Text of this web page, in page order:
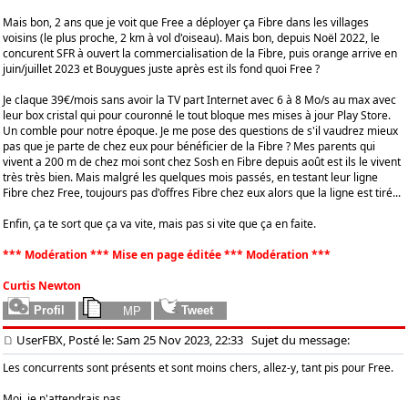
Mais bon, 2 ans que je voit que Free a déployer ça Fibre dans les villages
voisins (le plus proche, 2 km à vol d'oiseau). Mais bon, depuis Noël 2022, le
concurent SFR à ouvert la commercialisation de la Fibre, puis orange arrive en
juin/juillet 2023 et Bouygues juste après est ils fond quoi Free ?
Je claque 39€/mois sans avoir la TV part Internet avec 6 à 8 Mo/s au max avec
leur box cristal qui pour couronné le tout bloque mes mises à jour Play Store.
Un comble pour notre époque. Je me pose des questions de s'il vaudrez mieux
pas que je parte de chez eux pour bénéficier de la Fibre ? Mes parents qui
vivent a 200 m de chez moi sont chez Sosh en Fibre depuis août est ils le vivent
très très bien. Mais malgré les quelques mois passés, en testant leur ligne
Fibre chez Free, toujours pas d'offres Fibre chez eux alors que la ligne est tiré...
Enfin, ça te sort que ça va vite, mais pas si vite que ça en faite.
*** Modération *** Mise en page éditée *** Modération ***
Curtis Newton
UserFBX, Posté le: Sam 25 Nov 2023, 22:33 Sujet du message:
Les concurrents sont présents et sont moins chers, allez-y, tant pis pour Free.